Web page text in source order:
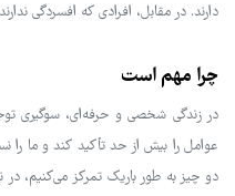
دارند. در مقابل، افرادی که افسردگی
چرا مهم است
در زندگی شخصی و حرفه‌ای، سوگیری
عوامل را بیش از حد تأکید کند و ما را
دو چیز به طور باریک تمرکز می‌کنیم،